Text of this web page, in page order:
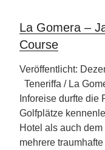
La Gomera –
Course
Veröffentlicht:
Teneriffa / La
Inforeise durfte die
Golfplätze
Hotel als auch
mehrere